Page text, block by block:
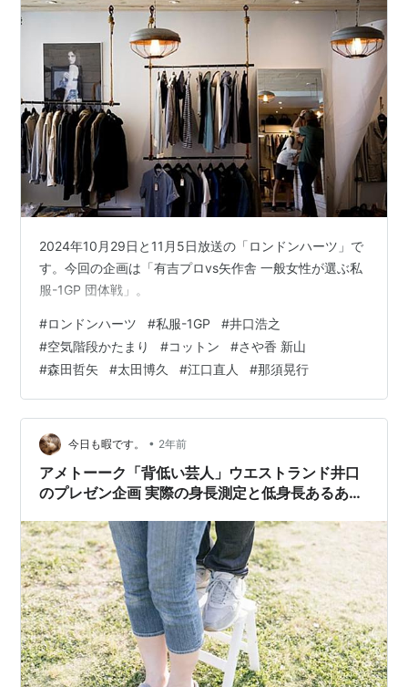
2024年10月29日と11月5日放送の「ロンドンハーツ」で
す。今回の企画は「有吉プロvs矢作舎 一般女性が選ぶ私
服-1GP 団体戦」。
#ロンドンハーツ #私服-1GP #井口浩之
#空気階段かたまり #コットン #さや香 新山
#森田哲矢 #太田博久 #江口直人 #那須晃行
今日も暇です。 • 2年前
アメトーーク「背低い芸人」ウエストランド井口
のプレゼン企画 実際の身長測定と低身長あるある